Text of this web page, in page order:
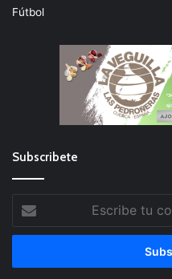
Fútbol
Subscribete
tu
correo